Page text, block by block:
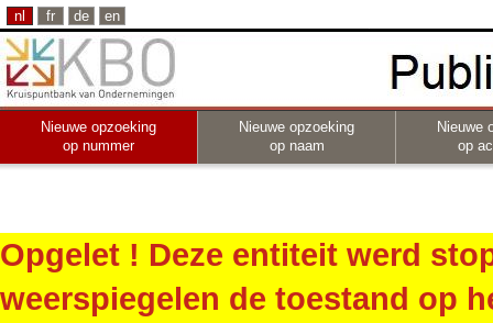
nl fr de en
Nieuwe opzoeking
op nummer
Nieuwe opzoeking
op naam
Nieuwe
op
Opgelet ! Deze entiteit werd
weerspiegelen de toestand op